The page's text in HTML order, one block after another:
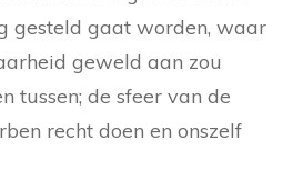
gesteld gaat worden, waar
geweld aan zou
tussen; de sfeer van de
recht doen en onszelf